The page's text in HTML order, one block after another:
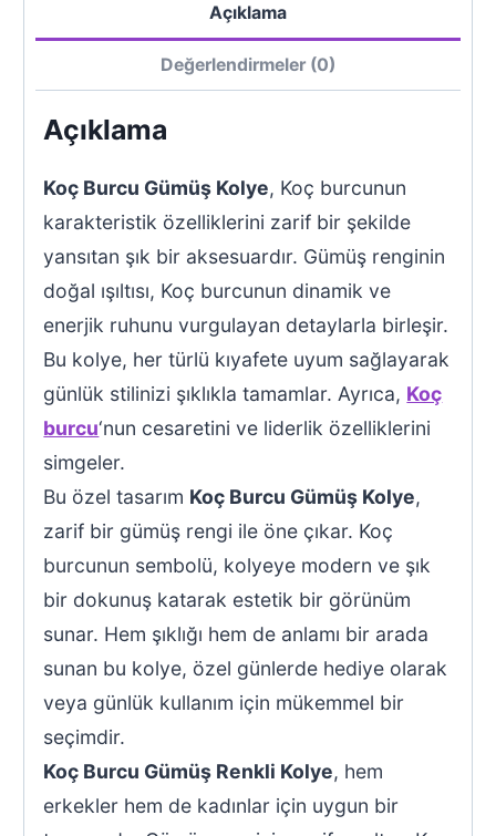
Açıklama
Değerlendirmeler (0)
Açıklama
Koç Burcu Gümüş Kolye, Koç burcunun
karakteristik özelliklerini zarif bir şekilde
yansıtan şık bir aksesuardır. Gümüş renginin
doğal ışıltısı, Koç burcunun dinamik ve
enerjik ruhunu vurgulayan detaylarla birleşir.
Bu kolye, her türlü kıyafete uyum sağlayarak
günlük stilinizi şıklıkla tamamlar. Ayrıca, Koç
burcu‘nun cesaretini ve liderlik özelliklerini
simgeler.
Bu özel tasarım Koç Burcu Gümüş Kolye,
zarif bir gümüş rengi ile öne çıkar. Koç
burcunun sembolü, kolyeye modern ve şık
bir dokunuş katarak estetik bir görünüm
sunar. Hem şıklığı hem de anlamı bir arada
sunan bu kolye, özel günlerde hediye olarak
veya günlük kullanım için mükemmel bir
seçimdir.
Koç Burcu Gümüş Renkli Kolye, hem
erkekler hem de kadınlar için uygun bir